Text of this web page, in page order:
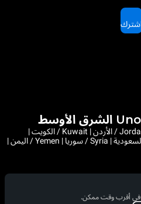
Bahrain / البحرين | Iraq / العراق | Jordan / الأردن | Kuwait / الكويت |
Lebanon / لبنان | Saudi Arabia / السعودية | Syria / سوريا | Yemen / اليمن |
في أقرب وقت ممكن.